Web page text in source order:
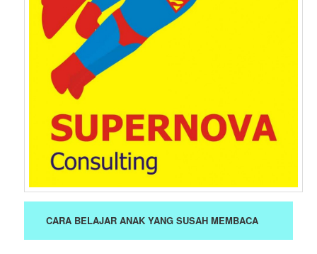
CARA BELAJAR ANAK YANG SUSAH MEMBACA